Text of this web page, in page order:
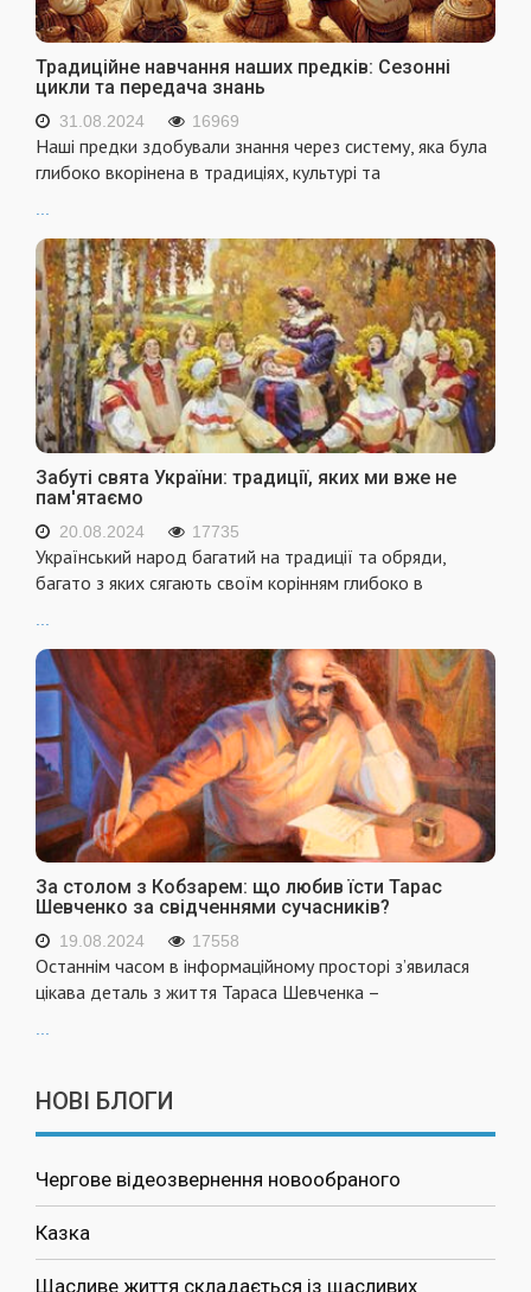
Традиційне навчання наших предків: Сезонні
цикли та передача знань
31.08.2024 16969
Наші предки здобували знання через систему, яка була
глибоко вкорінена в традиціях, культурі та
...
Забуті свята України: традиції, яких ми вже не
пам'ятаємо
20.08.2024 17735
Український народ багатий на традиції та обряди,
багато з яких сягають своїм корінням глибоко в
За столом з Кобзарем: що любив їсти Тарас
Шевченко за свідченнями сучасників?
19.08.2024 17558
Останнім часом в інформаційному просторі з’явилася
цікава деталь з життя Тараса Шевченка –
НОВІ БЛОГИ
Чергове відеозвернення новообраного
Казка
Щасливе життя складається із щасливих